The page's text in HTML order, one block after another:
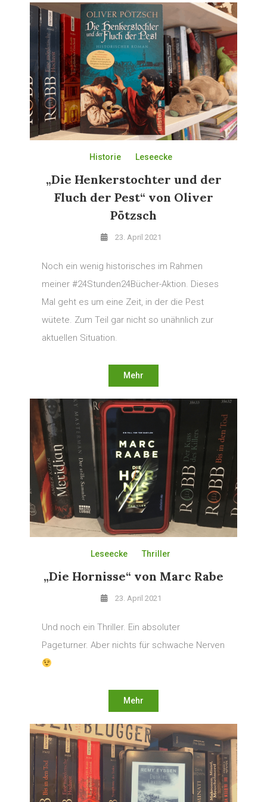
Historie Leseecke
„Die Henkerstochter und der
Fluch der Pest“ von Oliver
Pötzsch
23. April 2021
Noch ein wenig historisches im Rahmen
meiner #24Stunden24Bücher-Aktion. Dieses
Mal geht es um eine Zeit, in der die Pest
wütete. Zum Teil gar nicht so unähnlich zur
aktuellen Situation.
Mehr
Leseecke Thriller
„Die Hornisse“ von Marc Rabe
23. April 2021
Und noch ein Thriller. Ein absoluter
Pageturner. Aber nichts für schwache Nerven
Mehr